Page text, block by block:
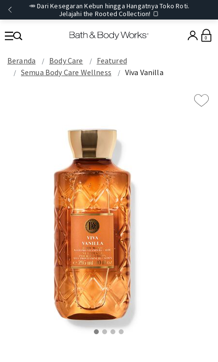
🥕 Dari Kesegaran Kebun hingga Hangatnya Toko Roti.
Jelajahi the Rooted Collection! 🍞
0
Beranda Body Care
Featured
Semua Body Care Wellness
Viva Vanilla